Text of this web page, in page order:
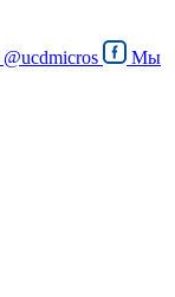
@ucdmicros
Мы